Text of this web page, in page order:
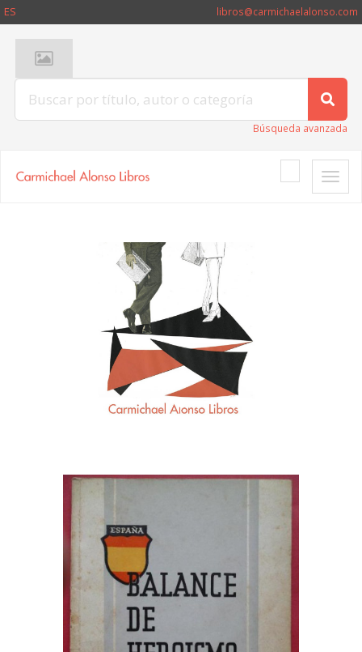
ES libros@carmichaelalonso.com
Búsqueda avanzada
Toggle